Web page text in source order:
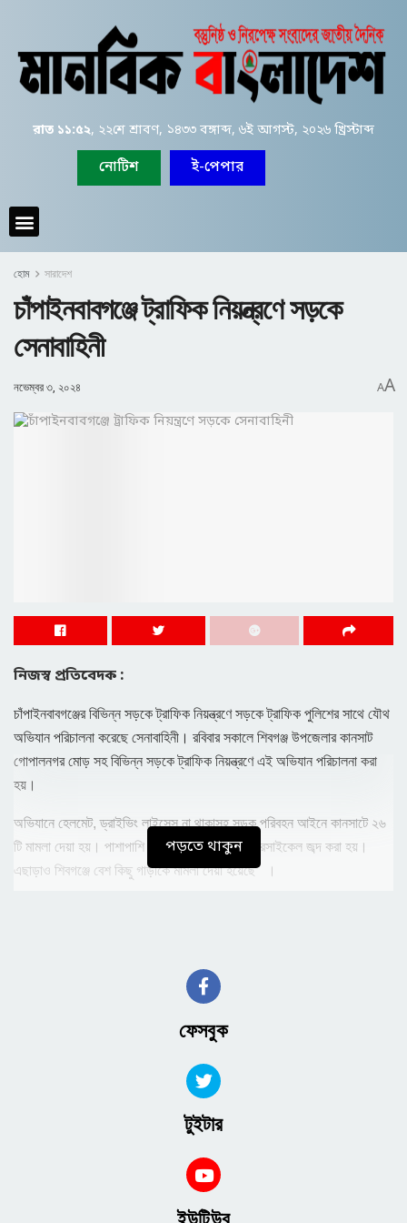
রাত ১১:৫২, ২২শে শ্রাবণ, ১৪৩৩ বঙ্গাব্দ, ৬ই আগস্ট, ২০২৬ খ্রিস্টাব্দ
নোটিশ ই-পেপার
হোম সারাদেশ
চাঁপাইনবাবগঞ্জে ট্রাফিক নিয়ন্ত্রণে সড়কে
সেনাবাহিনী
নভেম্বর ৩, ২০২৪ AA
নিজস্ব প্রতিবেদক :
চাঁপাইনবাবগঞ্জের বিভিন্ন সড়কে ট্রাফিক নিয়ন্ত্রণে সড়কে ট্রাফিক পুলিশের সাথে যৌথ
অভিযান পরিচালনা করেছে সেনাবাহিনী। রবিবার সকালে শিবগঞ্জ উপজেলার কানসাট
গোপালনগর মোড় সহ বিভিন্ন সড়কে ট্রাফিক নিয়ন্ত্রণে এই অভিযান পরিচালনা করা
হয়।
অভিযানে হেলমেট, ড্রাইভিং লাইসেন্স না থাকাসহ সড়ক পরিবহন আইনে কানসাটে ২৬
টি মামলা দেয়া হয়। পাশাপাশি কাগজপত্র বিহীন ১ মোটরসাইকেল জব্দ করা হয়।
এছাড়াও শিবগঞ্জে বেশ কিছু গাড়ীকে মামলা দেয়া হয়েছে ।
কাগজপত্র সাথে রাখা এবং হেলমেট ব্যবহারে উৎসাহিত করা হয় পথচারীদের এবং
এইরকম অভিযান অব্যাহত থাকবে বলে জানান তারা।
পড়তে থাকুন
ফেসবুক
টুইটার